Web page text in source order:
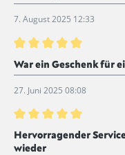
7. August 2025 12:33
Bewertung mit 5 von 5
War ein Geschenk für
27. Juni 2025 08:08
Bewertung mit 5 von 5
Hervorragender
wieder